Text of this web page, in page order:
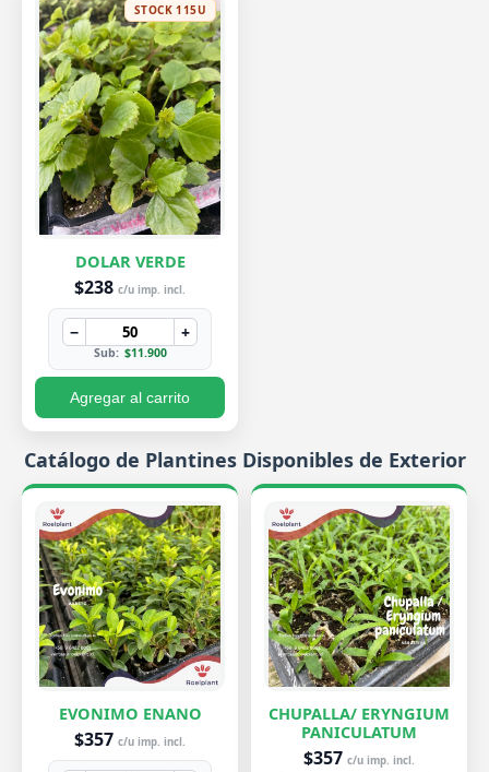
STOCK 115U
DOLAR VERDE
$238 c/u imp. incl.
− +
Sub: $11.900
Agregar al carrito
Catálogo de Plantines Disponibles de Exterior
EVONIMO ENANO
$357 c/u imp. incl.
CHUPALLA/ ERYNGIUM
PANICULATUM
$357 c/u imp. incl.